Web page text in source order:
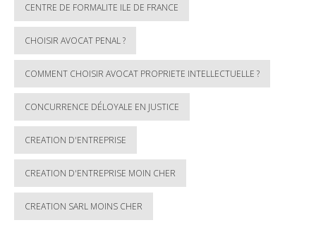
CENTRE DE FORMALITE ILE DE FRANCE
CHOISIR AVOCAT PENAL ?
COMMENT CHOISIR AVOCAT PROPRIETE INTELLECTUELLE ?
CONCURRENCE DÉLOYALE EN JUSTICE
CREATION D'ENTREPRISE
CREATION D'ENTREPRISE MOIN CHER
CREATION SARL MOINS CHER